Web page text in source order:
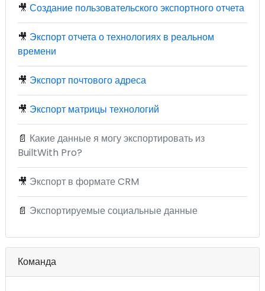
🎥 Создание пользовательского экспортного отчета
🎥 Экспорт отчета о технологиях в реальном
времени
🎥 Экспорт почтового адреса
🎥 Экспорт матрицы технологий
📄 Какие данные я могу экспортировать из
BuiltWith Pro?
🎥 Экспорт в формате CRM
📄 Экспортируемые социальные данные
Команда